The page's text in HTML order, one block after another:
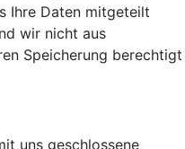
Ihre Daten mitgeteilt
wir nicht aus
Speicherung berechtigt
uns geschlossene